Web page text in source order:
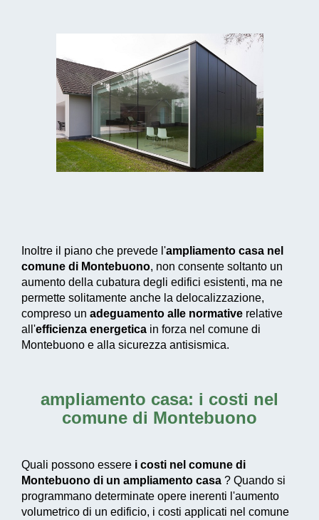
Inoltre il piano che prevede l'ampliamento casa nel
comune di Montebuono, non consente soltanto un
aumento della cubatura degli edifici esistenti, ma ne
permette solitamente anche la delocalizzazione,
compreso un adeguamento alle normative relative
all'efficienza energetica in forza nel comune di
Montebuono e alla sicurezza antisismica.
ampliamento casa: i costi nel
comune di Montebuono
Quali possono essere i costi nel comune di
Montebuono di un ampliamento casa ? Quando si
programmano determinate opere inerenti l'aumento
volumetrico di un edificio, i costi applicati nel comune